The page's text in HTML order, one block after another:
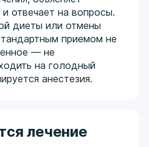
отвечает на вопросы.
диеты или отмены
приемом не
— не
на голодный
анестезия.
лечение